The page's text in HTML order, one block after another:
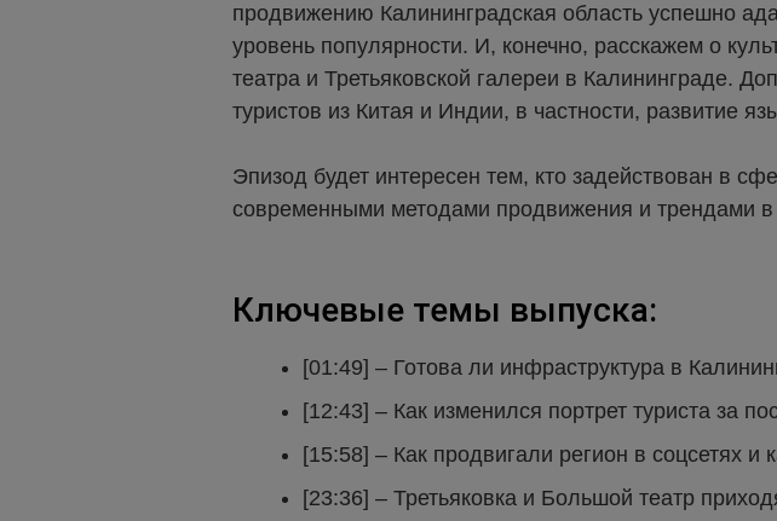
продвижению Калининградская область успешно
уровень популярности. И, конечно, расскажем о
театра и Третьяковской галереи в Калининграде.
туристов из Китая и Индии, в частности, развитие
Эпизод будет интересен тем, кто задействован в
современными методами продвижения и трендами в
Ключевые темы выпуска:
[01:49] – Готова ли инфраструктура в
[12:43] – Как изменился портрет туриста за
[15:58] – Как продвигали регион в соцсетях и
[23:36] – Третьяковка и Большой театр